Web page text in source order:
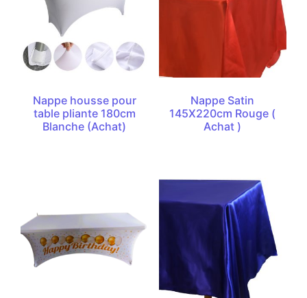
Nappe housse pour
table pliante 180cm
Blanche (Achat)
Nappe Satin
145X220cm Rouge (
Achat )